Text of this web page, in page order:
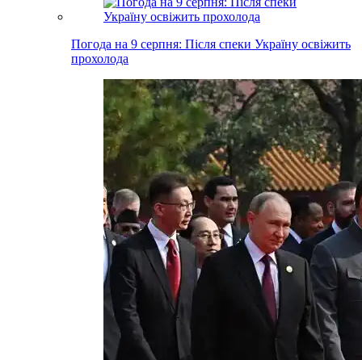
Погода на 9 серпня: Після спеки Україну освіжить
прохолода